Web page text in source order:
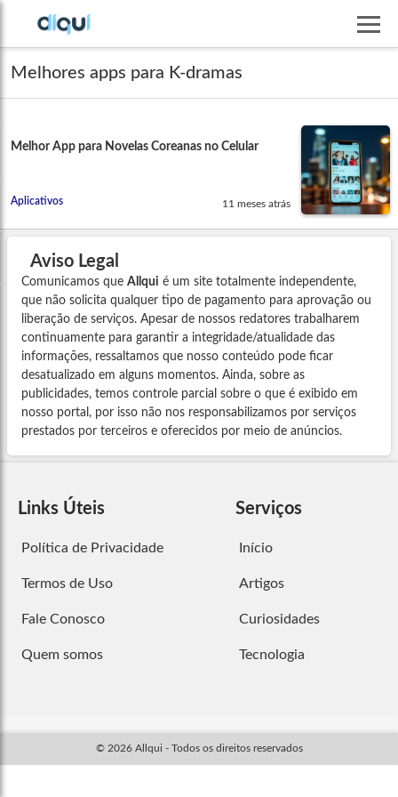
Melhores apps para K-dramas
Melhor App para Novelas Coreanas no Celular
Aplicativos 11 meses atrás
Aviso Legal
Comunicamos que Allqui é um site totalmente independente,
que não solicita qualquer tipo de pagamento para aprovação ou
liberação de serviços. Apesar de nossos redatores trabalharem
continuamente para garantir a integridade/atualidade das
informações, ressaltamos que nosso conteúdo pode ficar
desatualizado em alguns momentos. Ainda, sobre as
publicidades, temos controle parcial sobre o que é exibido em
nosso portal, por isso não nos responsabilizamos por serviços
prestados por terceiros e oferecidos por meio de anúncios.
Links Úteis
Política de Privacidade
Termos de Uso
Fale Conosco
Quem somos
Serviços
Início
Artigos
Curiosidades
Tecnologia
© 2026 Allqui - Todos os direitos reservados